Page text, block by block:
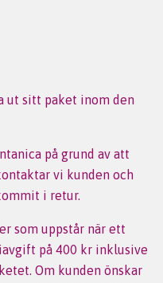
ut sitt paket inom den
på grund av att
vi kunden och
i retur.
som uppstår när ett
på 400 kr inklusive
Om kunden önskar